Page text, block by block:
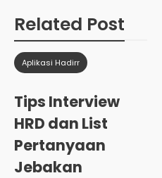
Related Post
Aplikasi Hadirr
Tips Interview
HRD dan List
Pertanyaan
Jebakan